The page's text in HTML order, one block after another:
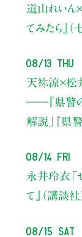
道山れいん×
てみたら』
08/13 Thu
天祢涼×松
――『県警
解説」
『県
08/14 Fri
永井玲衣
て』（講談
08/15 Sat